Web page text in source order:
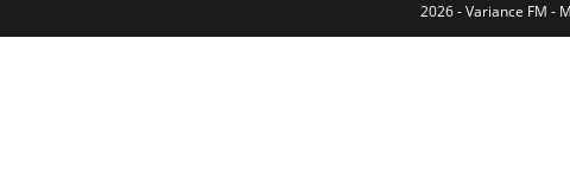
2026 - Variance FM -